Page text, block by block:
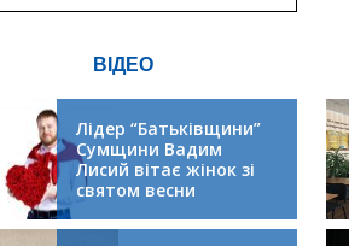
ВІДЕО
Лідер “Батьківщини”
Сумщини Вадим
Лисий вітає жінок зі
святом весни